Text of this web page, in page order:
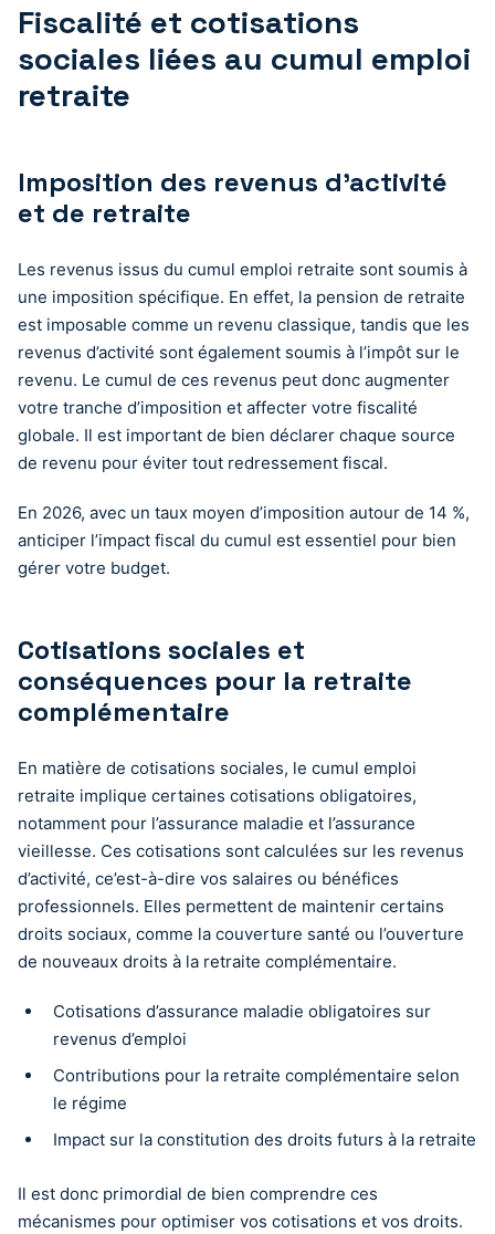
Fiscalité et cotisations
sociales liées au cumul emploi
retraite
Imposition des revenus d’activité
et de retraite
Les revenus issus du cumul emploi retraite sont soumis à
une imposition spécifique. En effet, la pension de retraite
est imposable comme un revenu classique, tandis que les
revenus d’activité sont également soumis à l’impôt sur le
revenu. Le cumul de ces revenus peut donc augmenter
votre tranche d’imposition et affecter votre fiscalité
globale. Il est important de bien déclarer chaque source
de revenu pour éviter tout redressement fiscal.
En 2026, avec un taux moyen d’imposition autour de 14 %,
anticiper l’impact fiscal du cumul est essentiel pour bien
gérer votre budget.
Cotisations sociales et
conséquences pour la retraite
complémentaire
En matière de cotisations sociales, le cumul emploi
retraite implique certaines cotisations obligatoires,
notamment pour l’assurance maladie et l’assurance
vieillesse. Ces cotisations sont calculées sur les revenus
d’activité, ce’est-à-dire vos salaires ou bénéfices
professionnels. Elles permettent de maintenir certains
droits sociaux, comme la couverture santé ou l’ouverture
de nouveaux droits à la retraite complémentaire.
Cotisations d’assurance maladie obligatoires sur
revenus d’emploi
Contributions pour la retraite complémentaire selon
le régime
Impact sur la constitution des droits futurs à la retraite
Il est donc primordial de bien comprendre ces
mécanismes pour optimiser vos cotisations et vos droits.